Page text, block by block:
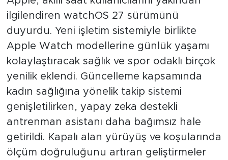
ilgilendiren watchOS 27 sürümünü
duyurdu. Yeni işletim sistemiyle birlikte
Apple Watch modellerine günlük yaşamı
kolaylaştıracak sağlık ve spor odaklı birçok
yenilik eklendi. Güncelleme kapsamında
kadın sağlığına yönelik takip sistemi
genişletilirken, yapay zeka destekli
antrenman asistanı daha bağımsız hale
getirildi. Kapalı alan yürüyüş ve koşularında
ölçüm doğruluğunu artıran geliştirmeler